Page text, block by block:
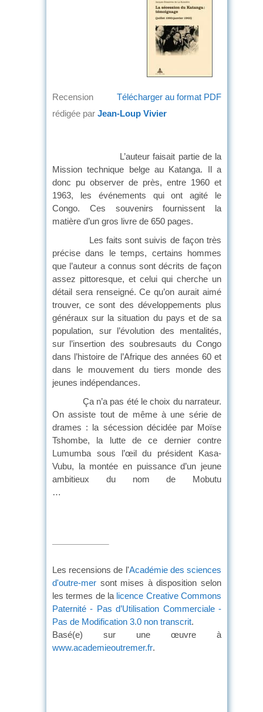
Télécharger au format PDF
Recension
rédigée par Jean-Loup Vivier
L’auteur faisait partie de la
Mission technique belge au Katanga. Il a
donc pu observer de près, entre 1960 et
1963, les événements qui ont agité le
Congo. Ces souvenirs fournissent la
matière d’un gros livre de 650 pages.
Les faits sont suivis de façon très
précise dans le temps, certains hommes
que l’auteur a connus sont décrits de façon
assez pittoresque, et celui qui cherche un
détail sera renseigné. Ce qu’on aurait aimé
trouver, ce sont des développements plus
généraux sur la situation du pays et de sa
population, sur l’évolution des mentalités,
sur l’insertion des soubresauts du Congo
dans l’histoire de l’Afrique des années 60 et
dans le mouvement du tiers monde des
jeunes indépendances.
Ça n’a pas été le choix du narrateur.
On assiste tout de même à une série de
drames : la sécession décidée par Moïse
Tshombe, la lutte de ce dernier contre
Lumumba sous l’œil du président Kasa-
Vubu, la montée en puissance d’un jeune
ambitieux du nom de Mobutu
…
Les recensions de l'Académie des sciences
d'outre-mer sont mises à disposition selon
les termes de la licence Creative Commons
Paternité - Pas d’Utilisation Commerciale -
Pas de Modification 3.0 non transcrit.
Basé(e) sur une œuvre à
www.academieoutremer.fr.